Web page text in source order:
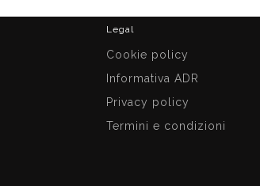
Legal
Cookie policy
Informativa ADR
Privacy policy
Termini e condizioni